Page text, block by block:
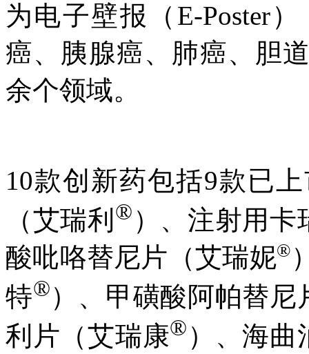
为电子壁报（E-Poster
癌、胰腺癌、肺癌、胆
余个领域。
10款创新药包括9款已
（艾瑞利 ® ）、注射用
酸吡咯替尼片（艾瑞妮®
特®）、甲磺酸阿帕替尼
利片（艾瑞康® ）、海曲